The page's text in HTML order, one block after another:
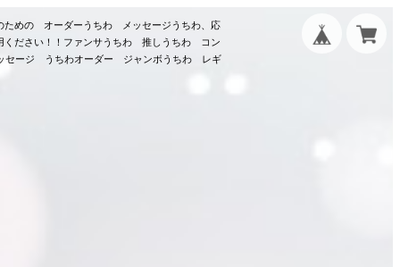
めの オーダーうちわ メッセージうちわ、応
ください！！ファンサうちわ 推しうちわ コン
セージ うちわオーダー ジャンボうちわ レギ